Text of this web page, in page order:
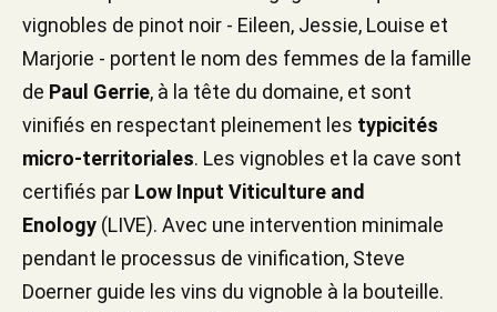
vignobles de pinot noir - Eileen, Jessie, Louise et
Marjorie - portent le nom des femmes de la famille
de Paul Gerrie, à la tête du domaine, et sont
vinifiés en respectant pleinement les typicités
micro-territoriales. Les vignobles et la cave sont
certifiés par Low Input Viticulture and
Enology (LIVE). Avec une intervention minimale
pendant le processus de vinification, Steve
Doerner guide les vins du vignoble à la bouteille.